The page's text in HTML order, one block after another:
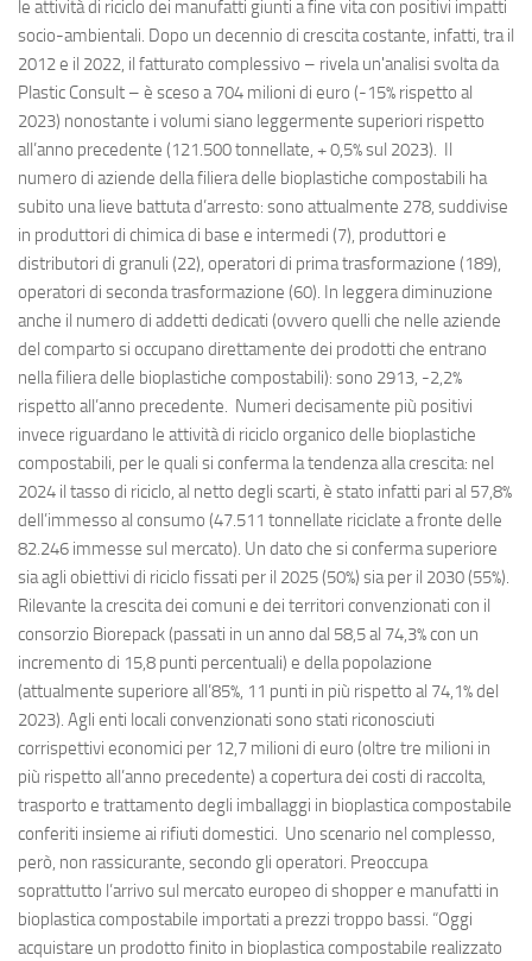
le attività di riciclo dei manufatti giunti a fine vita con positivi impatti
socio-ambientali. Dopo un decennio di crescita costante, infatti, tra il
2012 e il 2022, il fatturato complessivo – rivela un'analisi svolta da
Plastic Consult – è sceso a 704 milioni di euro (-15% rispetto al
2023) nonostante i volumi siano leggermente superiori rispetto
all’anno precedente (121.500 tonnellate, + 0,5% sul 2023). Il
numero di aziende della filiera delle bioplastiche compostabili ha
subito una lieve battuta d’arresto: sono attualmente 278, suddivise
in produttori di chimica di base e intermedi (7), produttori e
distributori di granuli (22), operatori di prima trasformazione (189),
operatori di seconda trasformazione (60). In leggera diminuzione
anche il numero di addetti dedicati (ovvero quelli che nelle aziende
del comparto si occupano direttamente dei prodotti che entrano
nella filiera delle bioplastiche compostabili): sono 2913, -2,2%
rispetto all’anno precedente. Numeri decisamente più positivi
invece riguardano le attività di riciclo organico delle bioplastiche
compostabili, per le quali si conferma la tendenza alla crescita: nel
2024 il tasso di riciclo, al netto degli scarti, è stato infatti pari al 57,8%
dell’immesso al consumo (47.511 tonnellate riciclate a fronte delle
82.246 immesse sul mercato). Un dato che si conferma superiore
sia agli obiettivi di riciclo fissati per il 2025 (50%) sia per il 2030 (55%).
Rilevante la crescita dei comuni e dei territori convenzionati con il
consorzio Biorepack (passati in un anno dal 58,5 al 74,3% con un
incremento di 15,8 punti percentuali) e della popolazione
(attualmente superiore all’85%, 11 punti in più rispetto al 74,1% del
2023). Agli enti locali convenzionati sono stati riconosciuti
corrispettivi economici per 12,7 milioni di euro (oltre tre milioni in
più rispetto all’anno precedente) a copertura dei costi di raccolta,
trasporto e trattamento degli imballaggi in bioplastica compostabile
conferiti insieme ai rifiuti domestici. Uno scenario nel complesso,
però, non rassicurante, secondo gli operatori. Preoccupa
soprattutto l’arrivo sul mercato europeo di shopper e manufatti in
bioplastica compostabile importati a prezzi troppo bassi. “Oggi
acquistare un prodotto finito in bioplastica compostabile realizzato